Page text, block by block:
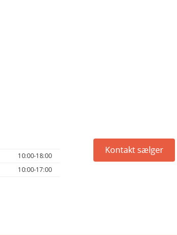
10:00-18:00
10:00-17:00